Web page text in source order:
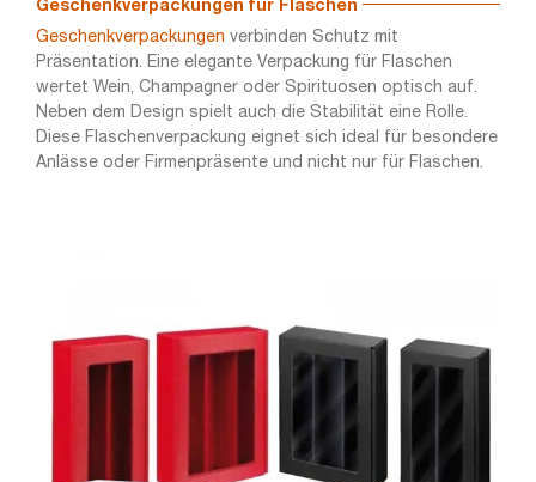
Geschenkverpackungen für Flaschen
Geschenkverpackungen verbinden Schutz mit
Präsentation. Eine elegante Verpackung für Flaschen
wertet Wein, Champagner oder Spirituosen optisch auf.
Neben dem Design spielt auch die Stabilität eine Rolle.
Diese Flaschenverpackung eignet sich ideal für besondere
Anlässe oder Firmenpräsente und nicht nur für Flaschen.